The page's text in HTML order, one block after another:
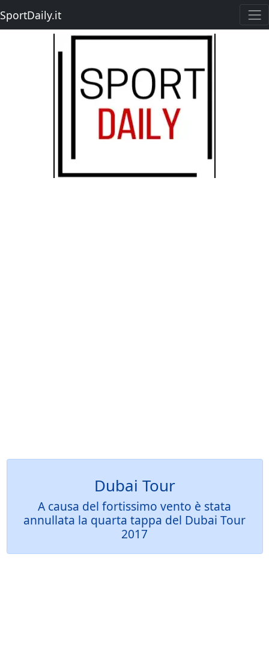
SportDaily.it
Dubai Tour
A causa del fortissimo vento è stata
annullata la quarta tappa del Dubai Tour
2017